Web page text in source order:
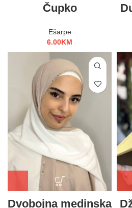
Čupko
Ešarpe
6.00KM
Dvobojna medinska